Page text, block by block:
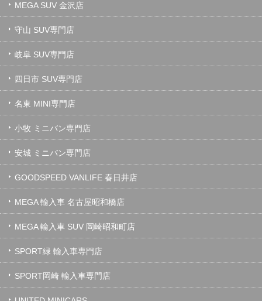
MEGA SUV 金沢店
守山 SUV専門店
岐阜 SUV専門店
四日市 SUV専門店
名東 MINI専門店
小牧 ミニバン専門店
安城 ミニバン専門店
GOODSPEED VANLIFE 春日井店
MEGA 輸入車 名古屋昭和橋店
MEGA 輸入車 SUV 岡崎昭和町店
SPORT緑 輸入車専門店
SPORT岡崎 輸入車専門店